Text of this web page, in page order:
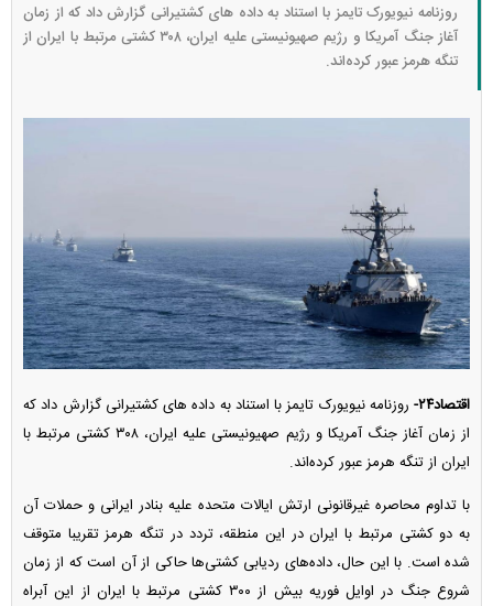
روزنامه نیویورک تایمز با استناد به داده های کشتیرانی گزارش داد که از زمان
آغاز جنگ آمریکا و رژیم صهیونیستی علیه ایران، ۳۰۸ کشتی مرتبط با ایران از
تنگه هرمز عبور کرده‌اند.
اقتصاد۲۴-
روزنامه نیویورک تایمز با استناد به داده های کشتیرانی گزارش داد که
از زمان آغاز جنگ آمریکا و رژیم صهیونیستی علیه ایران، ۳۰۸ کشتی مرتبط با
ایران از تنگه هرمز عبور کرده‌اند.
با تداوم محاصره غیرقانونی ارتش ایالات متحده علیه بنادر ایرانی و حملات آن
به دو کشتی مرتبط با ایران در این منطقه، تردد در تنگه هرمز تقریبا متوقف
شده است. با این حال، داده‌های ردیابی کشتی‌ها حاکی از آن است که از زمان
شروع جنگ در اوایل فوریه بیش از ۳۰۰ کشتی مرتبط با ایران از این آبراه